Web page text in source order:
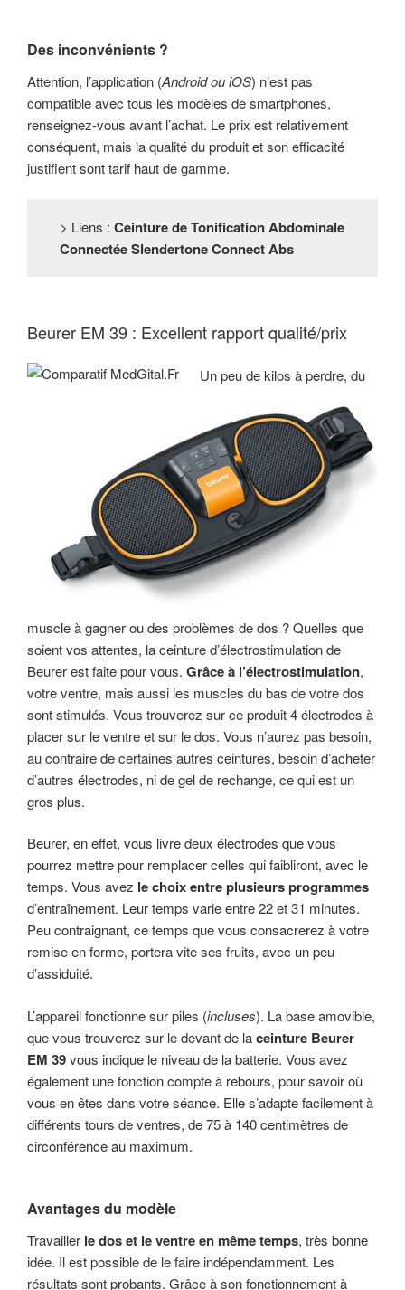
Des inconvénients ?
Attention, l’application (Android ou iOS) n’est pas
compatible avec tous les modèles de smartphones,
renseignez-vous avant l’achat. Le prix est relativement
conséquent, mais la qualité du produit et son efficacité
justifient sont tarif haut de gamme.
> Liens : Ceinture de Tonification Abdominale
Connectée Slendertone Connect Abs
Beurer EM 39 : Excellent rapport qualité/prix
Un peu de kilos à perdre, du
muscle à gagner ou des problèmes de dos ? Quelles que
soient vos attentes, la ceinture d’électrostimulation de
Beurer est faite pour vous. Grâce à l’électrostimulation,
votre ventre, mais aussi les muscles du bas de votre dos
sont stimulés. Vous trouverez sur ce produit 4 électrodes à
placer sur le ventre et sur le dos. Vous n’aurez pas besoin,
au contraire de certaines autres ceintures, besoin d’acheter
d’autres électrodes, ni de gel de rechange, ce qui est un
gros plus.
Beurer, en effet, vous livre deux électrodes que vous
pourrez mettre pour remplacer celles qui faibliront, avec le
temps. Vous avez le choix entre plusieurs programmes
d’entraînement. Leur temps varie entre 22 et 31 minutes.
Peu contraignant, ce temps que vous consacrerez à votre
remise en forme, portera vite ses fruits, avec un peu
d’assiduité.
L’appareil fonctionne sur piles (incluses). La base amovible,
que vous trouverez sur le devant de laceinture Beurer
EM 39vous indique le niveau de la batterie. Vous avez
également une fonction compte à rebours, pour savoir où
vous en êtes dans votre séance. Elle s’adapte facilement à
différents tours de ventres, de 75 à 140 centimètres de
circonférence au maximum.
Avantages du modèle
Travailler le dos et le ventre en même temps, très bonne
idée. Il est possible de le faire indépendamment. Les
résultats sont probants. Grâce à son fonctionnement à